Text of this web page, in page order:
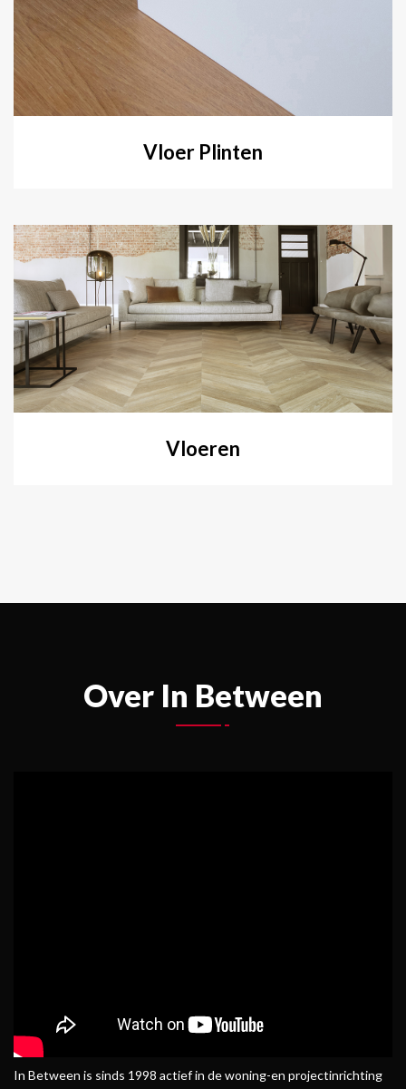
Vloer Plinten
Vloeren
Over In Between
In Between is sinds 1998 actief in de woning-en projectinrichting